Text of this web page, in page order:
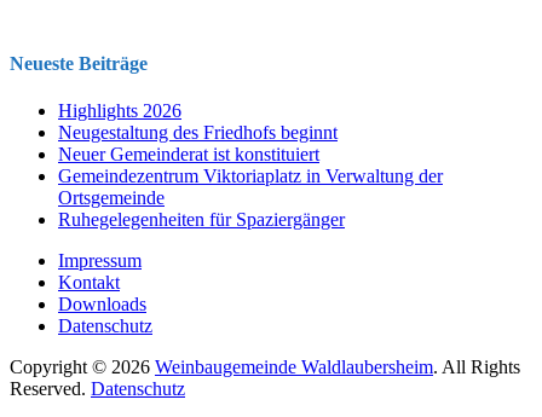
Neueste Beiträge
Highlights 2026
Neugestaltung des Friedhofs beginnt
Neuer Gemeinderat ist konstituiert
Gemeindezentrum Viktoriaplatz in Verwaltung der
Ortsgemeinde
Ruhegelegenheiten für Spaziergänger
Impressum
Kontakt
Downloads
Datenschutz
Copyright © 2026 Weinbaugemeinde Waldlaubersheim. All Rights
Reserved. Datenschutz